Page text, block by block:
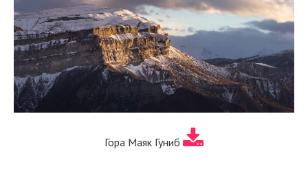
Гора Маяк Гуниб